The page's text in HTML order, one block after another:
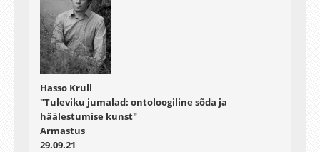
Hasso Krull
"Tuleviku jumalad: ontoloogiline sõda ja
häälestumise kunst"
Armastus
29.09.21